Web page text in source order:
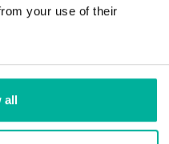
your use of their
all
dina